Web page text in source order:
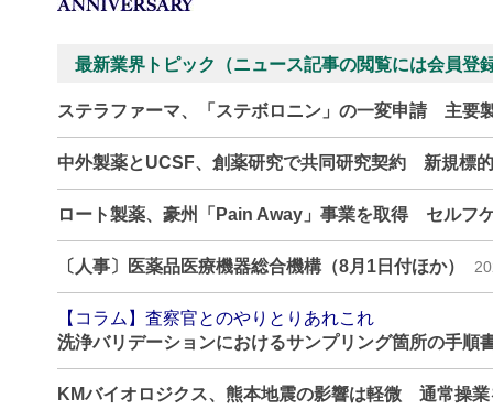
最新業界トピック（ニュース記事の閲覧には会員登
ステラファーマ、「ステボロニン」の一変申請 主要
中外製薬とUCSF、創薬研究で共同研究契約 新規標
ロート製薬、豪州「Pain Away」事業を取得 セルフ
〔人事〕医薬品医療機器総合機構（8月1日付ほか）
【コラム】査察官とのやりとりあれこれ
洗浄バリデーションにおけるサンプリング箇所の手順
KMバイオロジクス、熊本地震の影響は軽微 通常操